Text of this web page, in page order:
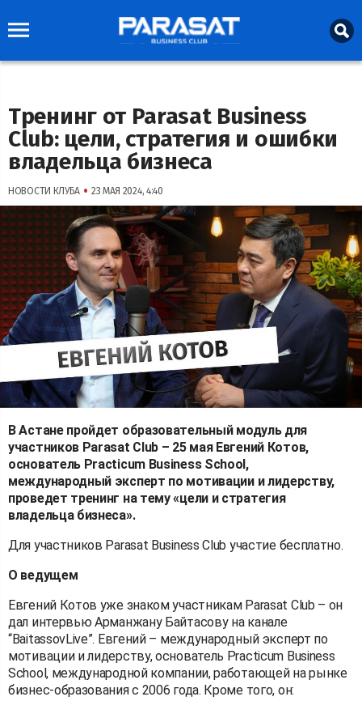
Тренинг от Parasat Business
Club: цели, стратегия и ошибки
владельца бизнеса
НОВОСТИ КЛУБА • 23 МАЯ 2024, 4:40
В Астане пройдет образовательный модуль для
участников Parasat Club – 25 мая Евгений Котов,
основатель Practicum Business School,
международный эксперт по мотивации и лидерству,
проведет тренинг на тему «цели и стратегия
владельца бизнеса».
Для участников Parasat Business Club участие бесплатно.
О ведущем
Евгений Котов уже знаком участникам Parasat Club – он
дал интервью Арманжану Байтасову на канале
“BaitassovLive”. Евгений – международный эксперт по
мотивации и лидерству, основатель Practicum Business
School, международной компании, работающей на рынке
бизнес-образования с 2006 года. Кроме того, он: